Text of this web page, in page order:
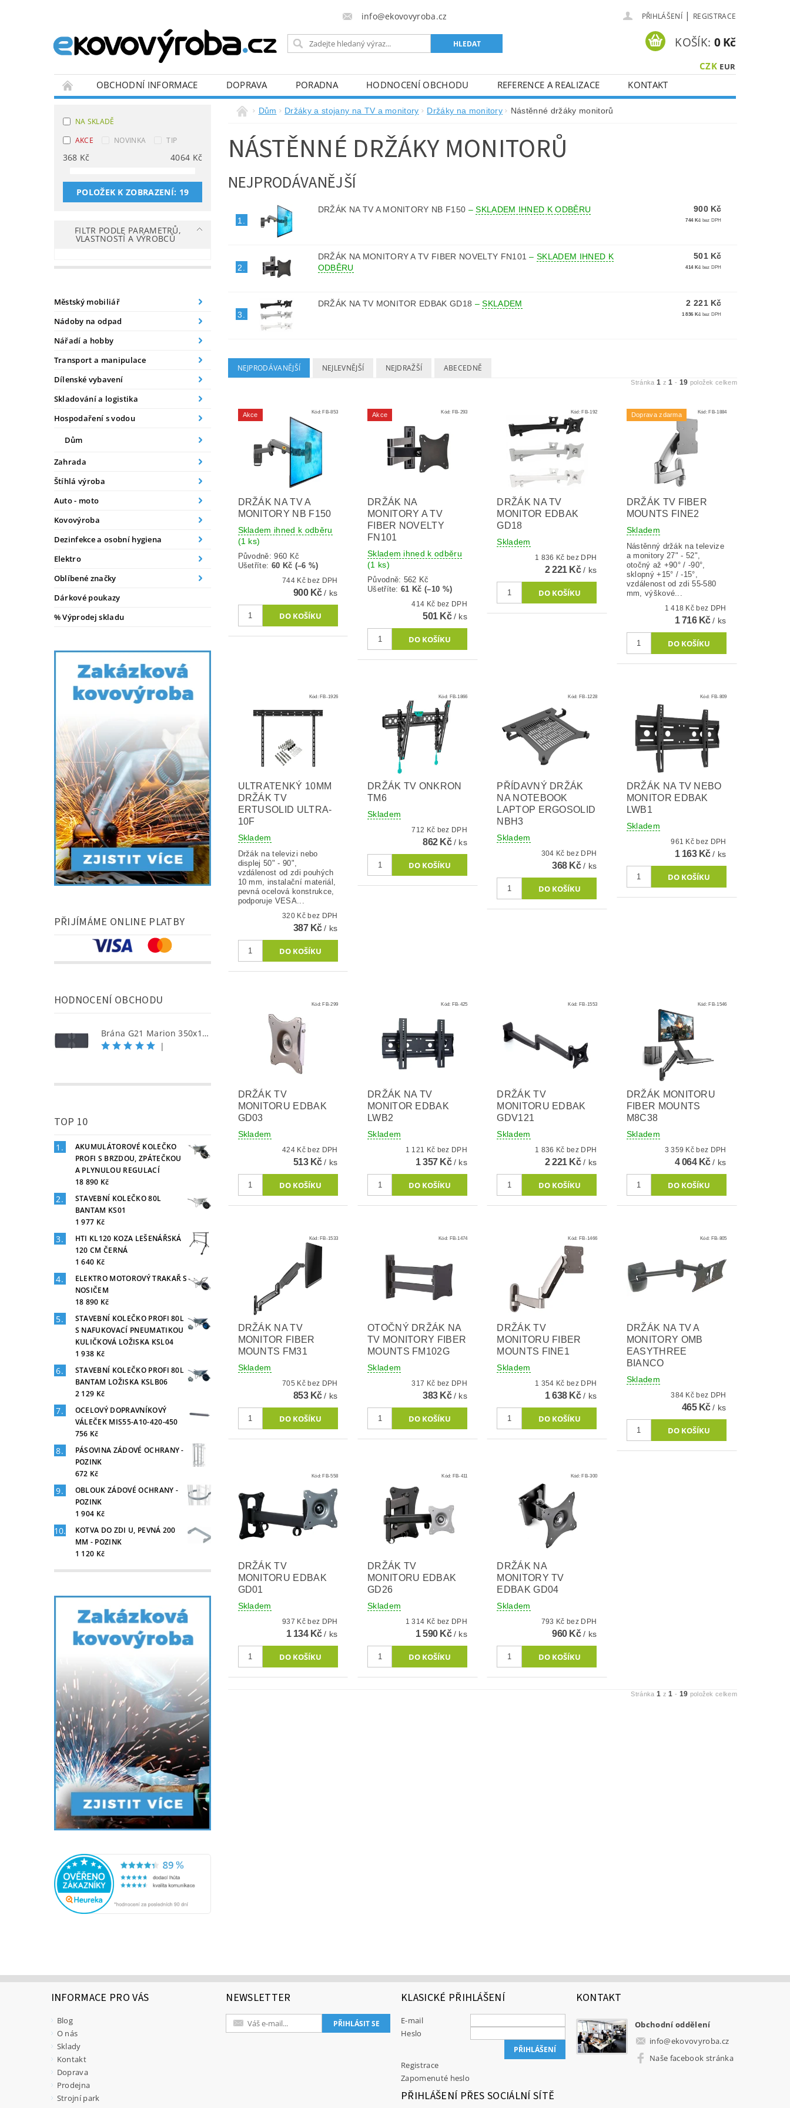
info@ekovovyroba.cz PŘIHLÁŠENÍ | REGISTRACE
CZK EUR
KOŠÍK: 0 Kč
OBCHODNÍ INFORMACE DOPRAVA PORADNA HODNOCENÍ OBCHODU REFERENCE A REALIZACE
KONTAKT
NA SKLADĚ
AKCE
NOVINKA TIP
368 Kč 4064 Kč
POLOŽEK K ZOBRAZENÍ: 19
FILTR PODLE PARAMETRŮ,
VLASTNOSTÍ A VÝROBCŮ
Městský mobiliář
Nádoby na odpad
Nářadí a hobby
Transport a manipulace
Dílenské vybavení
Skladování a logistika
Hospodaření s vodou
Dům
Zahrada
Štíhlá výroba
Auto - moto
Kovovýroba
Dezinfekce a osobní hygiena
Elektro
Oblíbené značky
Dárkové poukazy
% Výprodej skladu
PŘIJÍMÁME ONLINE PLATBY
HODNOCENÍ OBCHODU
Brána G21 Marion 350x158 cm dvoukřídlá, antracitová
|
TOP 10
AKUMULÁTOROVÉ KOLEČKO
PROFI S BRZDOU, ZPÁTEČKOU
A PLYNULOU REGULACÍ
18 890 Kč
STAVEBNÍ KOLEČKO 80L
BANTAM KS01
1 977 Kč
HTI KL120 KOZA LEŠENÁŘSKÁ
120 CM ČERNÁ
1 640 Kč
ELEKTRO MOTOROVÝ TRAKAŘ S
NOSIČEM
18 890 Kč
STAVEBNÍ KOLEČKO PROFI 80L
S NAFUKOVACÍ PNEUMATIKOU
KULIČKOVÁ LOŽISKA KSL04
1 938 Kč
STAVEBNÍ KOLEČKO PROFI 80L
BANTAM LOŽISKA KSLB06
2 129 Kč
OCELOVÝ DOPRAVNÍKOVÝ
VÁLEČEK MIS55-A10-420-450
756 Kč
PÁSOVINA ZÁDOVÉ OCHRANY -
POZINK
672 Kč
OBLOUK ZÁDOVÉ OCHRANY -
POZINK
1 904 Kč
KOTVA DO ZDI U, PEVNÁ 200
MM - POZINK
1 120 Kč
Dům Držáky a stojany na TV a monitory Držáky na monitory Nástěnné držáky monitorů
NÁSTĚNNÉ DRŽÁKY MONITORŮ
NEJPRODÁVANĚJŠÍ
1.
DRŽÁK NA TV A MONITORY NB F150 –SKLADEM IHNED K ODBĚRU 900 Kč
744 Kč bez DPH
2.
DRŽÁK NA MONITORY A TV FIBER NOVELTY FN101–SKLADEM IHNED K
ODBĚRU
501 Kč
414 Kč bez DPH
3.
DRŽÁK NA TV MONITOR EDBAK GD18 –SKLADEM 2 221 Kč
1 836 Kč bez DPH
NEJPRODÁVANĚJŠÍ NEJLEVNĚJŠÍ NEJDRAŽŠÍ ABECEDNĚ
Stránka1 z1 - 19 položek celkem
Akce Kód:FB-853
DRŽÁK NA TV A
MONITORY NB F150
Skladem ihned k odběru
(1 ks)
Původně:960 Kč
Ušetříte: 60 Kč (–6 %)
744 Kč bez DPH
900 Kč/ ks
Akce Kód: FB-293
DRŽÁK NA
MONITORY A TV
FIBER NOVELTY
FN101
Skladem ihned k odběru
(1 ks)
Původně: 562 Kč
Ušetříte:61 Kč (–10 %)
414 Kč bez DPH
501 Kč/ ks
Kód:FB-192
DRŽÁK NA TV
MONITOR EDBAK
GD18
Skladem
1 836 Kč bez DPH
2 221 Kč/ ks
Doprava zdarma Kód:FB-1884
DRŽÁK TV FIBER
MOUNTS FINE2
Skladem
Nástěnný držák na televize
a monitory 27" - 52",
otočný až +90° / -90°,
sklopný +15° / -15°,
vzdálenost od zdi 55-580
mm, výškové...
1 418 Kč bez DPH
1 716 Kč/ ks
Kód:FB-1926
ULTRATENKÝ 10MM
DRŽÁK TV
ERTUSOLID ULTRA-
10F
Skladem
Držák na televizi nebo
displej 50" - 90",
vzdálenost od zdi pouhých
10 mm, instalační materiál,
pevná ocelová konstrukce,
podporuje VESA...
320 Kč bez DPH
387 Kč/ ks
Kód: FB-1866
DRŽÁK TV ONKRON
TM6
Skladem
712 Kč bez DPH
862 Kč/ ks
Kód: FB-1228
PŘÍDAVNÝ DRŽÁK
NA NOTEBOOK
LAPTOP ERGOSOLID
NBH3
Skladem
304 Kč bez DPH
368 Kč/ ks
Kód: FB-809
DRŽÁK NA TV NEBO
MONITOR EDBAK
LWB1
Skladem
961 Kč bez DPH
1 163 Kč/ ks
Kód:FB-299
DRŽÁK TV
MONITORU EDBAK
GD03
Skladem
424 Kč bez DPH
513 Kč/ ks
Kód: FB-425
DRŽÁK NA TV
MONITOR EDBAK
LWB2
Skladem
1 121 Kč bez DPH
1 357 Kč/ ks
Kód: FB-1553
DRŽÁK TV
MONITORU EDBAK
GDV121
Skladem
1 836 Kč bez DPH
2 221 Kč/ ks
Kód:FB-1546
DRŽÁK MONITORU
FIBER MOUNTS
M8C38
Skladem
3 359 Kč bez DPH
4 064 Kč/ ks
Kód:FB-1533
DRŽÁK NA TV
MONITOR FIBER
MOUNTS FM31
Skladem
705 Kč bez DPH
853 Kč/ ks
Kód: FB-1474
OTOČNÝ DRŽÁK NA
TV MONITORY FIBER
MOUNTS FM102G
Skladem
317 Kč bez DPH
383 Kč/ ks
Kód: FB-1466
DRŽÁK TV
MONITORU FIBER
MOUNTS FINE1
Skladem
1 354 Kč bez DPH
1 638 Kč/ ks
Kód: FB-805
DRŽÁK NA TV A
MONITORY OMB
EASYTHREE
BIANCO
Skladem
384 Kč bez DPH
465 Kč/ ks
Kód:FB-558
DRŽÁK TV
MONITORU EDBAK
GD01
Skladem
937 Kč bez DPH
1 134 Kč/ ks
Kód: FB-411
DRŽÁK TV
MONITORU EDBAK
GD26
Skladem
1 314 Kč bez DPH
1 590 Kč/ ks
Kód:FB-300
DRŽÁK NA
MONITORY TV
EDBAK GD04
Skladem
793 Kč bez DPH
960 Kč/ ks
Stránka1 z1 - 19 položek celkem
INFORMACE PRO VÁS
Blog
O nás
Sklady
Kontakt
Doprava
Prodejna
Strojní park
NEWSLETTER KLASICKÉ PŘIHLÁŠENÍ
E-mail
Heslo
Registrace
Zapomenuté heslo
PŘIHLÁŠENÍ PŘES SOCIÁLNÍ SÍTĚ
KONTAKT
Obchodní oddělení
info@ekovovyroba.cz
Naše facebook stránka